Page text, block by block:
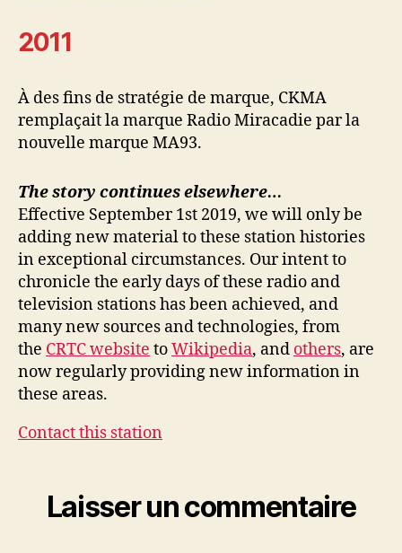
2011
À des fins de stratégie de marque, CKMA
remplaçait la marque Radio Miracadie par la
nouvelle marque MA93.
The story continues elsewhere…
Effective September 1st 2019, we will only be
adding new material to these station histories
in exceptional circumstances. Our intent to
chronicle the early days of these radio and
television stations has been achieved, and
many new sources and technologies, from
the CRTC website toWikipedia, and others, are
now regularly providing new information in
these areas.
Contact this station
Laisser un commentaire